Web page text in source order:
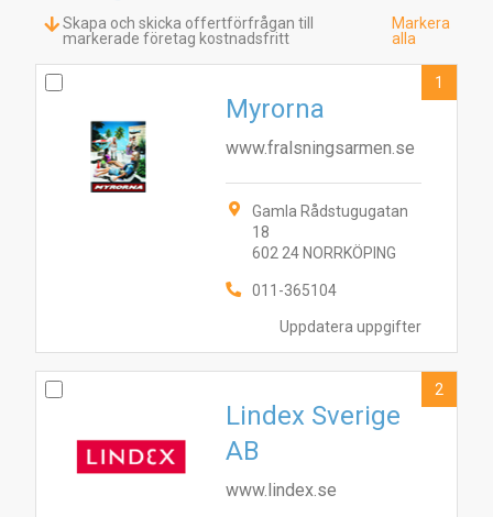
Skapa och skicka offertförfrågan till
markerade företag kostnadsfritt
Markera
alla
Uppdatera uppgifter
Myrorna
www.fralsningsarmen.se
Gamla Rådstugugatan
18
602 24 NORRKÖPING
011-365104
1
Lindex Sverige
AB
www.lindex.se
2